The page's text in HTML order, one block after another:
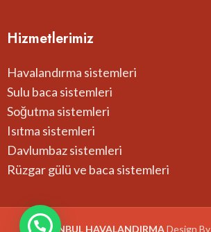
Hizmetlerimiz
Havalandırma sistemleri
Sulu baca sistemleri
Soğutma sistemleri
Isıtma sistemleri
Davlumbaz sistemleri
Rüzgar gülü ve baca sistemleri
İSTANBUL HAVALANDIRMADesign By